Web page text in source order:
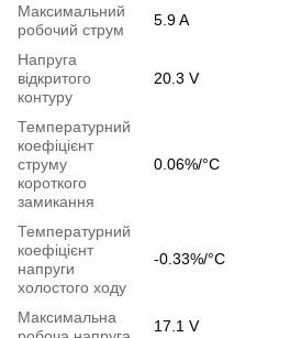
Максимальний
робочий струм
5.9 A
Напруга
відкритого
контуру
20.3 V
Температурний
коефіцієнт
струму
короткого
замикання
0.06%/°C
Температурний
коефіцієнт
напруги
холостого ходу
-0.33%/°C
Максимальна
17.1 V